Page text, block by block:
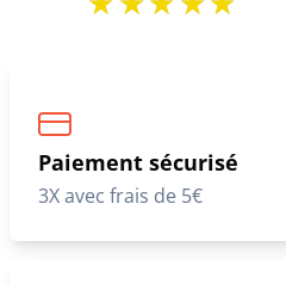
Paiement sécurisé
3X avec frais de 5€